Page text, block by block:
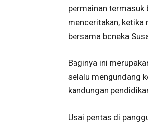
permainan termasuk
menceritakan, ketika
bersama boneka
Baginya ini
selalu mengundang
kandungan
Usai pentas di